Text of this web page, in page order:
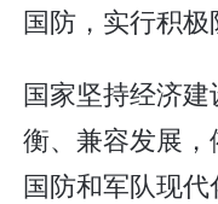
国防，实行积极
国家坚持经济
衡、兼容发展
国防和军队现